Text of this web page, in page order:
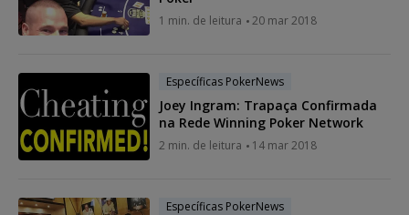
1 min. de leitura 20 mar 2018
Específicas PokerNews
Joey Ingram: Trapaça Confirmada
na Rede Winning Poker Network
2 min. de leitura 14 mar 2018
Específicas PokerNews